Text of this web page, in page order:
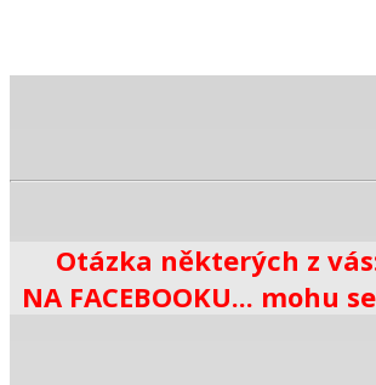
Otázka některých z vás:
NA FACEBOOKU... mohu